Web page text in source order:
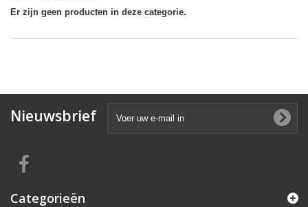
Er zijn geen producten in deze categorie.
Nieuwsbrief
Categorieën